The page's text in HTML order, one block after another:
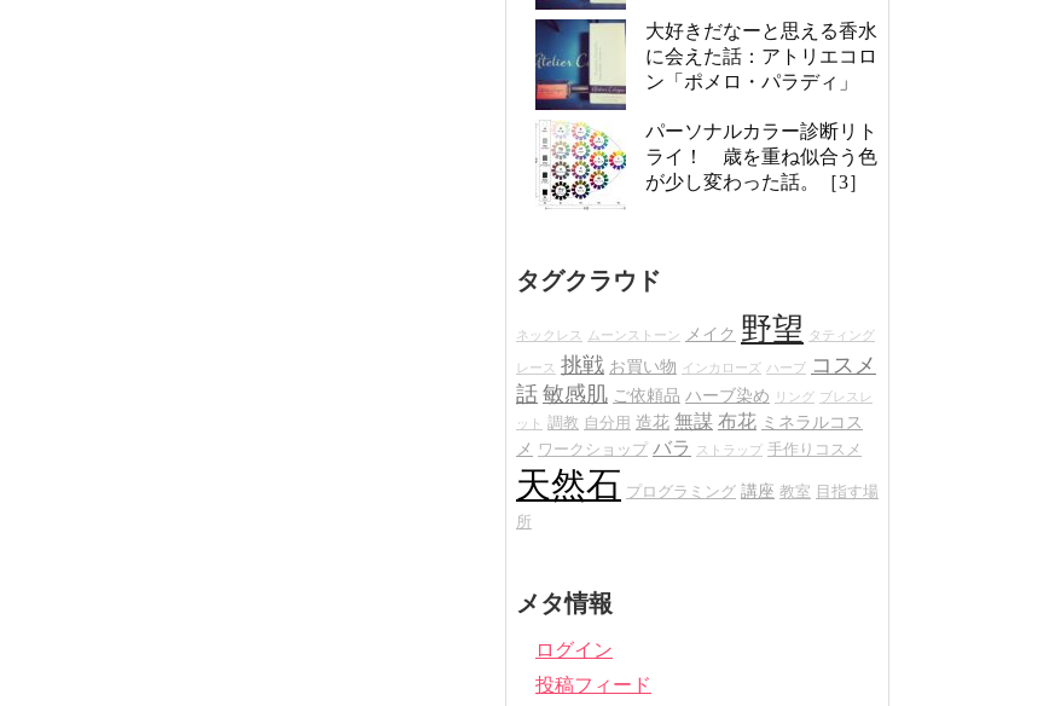
大好きだなーと思える香水
に会えた話：アトリエコロ
ン「ポメロ・パラディ」
パーソナルカラー診断リト
ライ！ 歳を重ね似合う色
が少し変わった話。［3］
タグクラウド
ネックレス ムーンストーン メイク 野望 タティング
レース 挑戦 お買い物 インカローズ ハーブ
コスメ
話 敏感肌 ご依頼品 ハーブ染め リング ブレスレ
ット
調教 自分用 造花 無謀 布花 ミネラルコス
メ
ワークショップ バラ ストラップ 手作りコスメ
天然石 プログラミング 講座 教室 目指す場
所
メタ情報
ログイン
投稿フィード